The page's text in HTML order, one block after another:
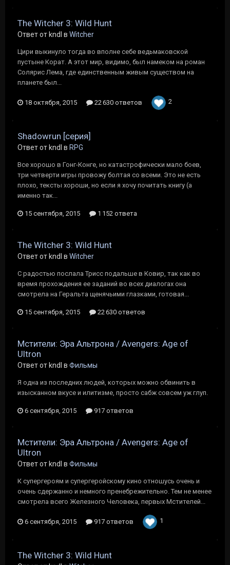
The Witcher 3: Wild Hunt
Ответ от kndl в Witcher
Цири выкинуло тогда во вполне себе ведьмаковской
пустыне Корат. А этот мир, видимо, был намеком на роман
Солярис Лема, где единственным живым существом на
планете был...
18 октября, 2015 22 630 ответов 2
Shadowrun [серия]
Ответ от kndl в RPG
Все хорошо в Гонг-Конге, но катастрофически мало боев,
три четверти игры провожу болтая со всеми. Это не есть
плохо, тексты хороши, но если я хочу почитать книгу (а
именно так...
15 сентября, 2015 1 152 ответа
The Witcher 3: Wild Hunt
Ответ от kndl в Witcher
С радостью послала Трисс подальше в Ковир, так как во
время прохождения ее заданий во всех диалогах она
смотрела на Геральта щенячьими глазками, готовая...
15 сентября, 2015 22 630 ответов
Мстители: Эра Альтрона / Avengers: Age of
Ultron
Ответ от kndl в Фильмы
Я одна из последних людей, которых можно обвинить в
изысканном вкусе и илитизме, просто сабж совсем уж глуп.
6 сентября, 2015 917 ответов
Мстители: Эра Альтрона / Avengers: Age of
Ultron
Ответ от kndl в Фильмы
К супергероям и супергеройскому кино отношусь очень и
очень сдержанно и немного пренебрежительно. Тем не менее
смотрела всего Железного Человека, первых Мстителей...
6 сентября, 2015 917 ответов 1
The Witcher 3: Wild Hunt